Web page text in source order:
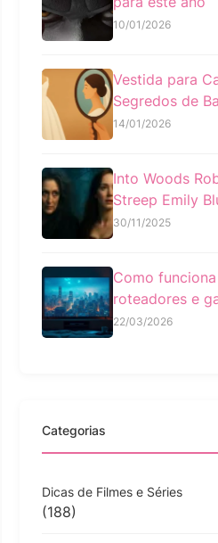
10/01/2026
Vestida para
Segredos de
14/01/2026
Into Woods
Streep Emily
30/11/2025
Como
roteadores e
22/03/2026
Categorias
Dicas de Filmes e Séries
(188)